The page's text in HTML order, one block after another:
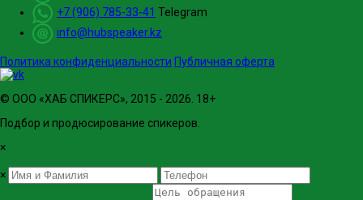
+7 (906) 785-33-41 Telegram
info@hubspeaker.kz
Политика конфиденциальности Публичная оферта
© ООО «ХАБ СПИКЕРС», 2015 - 2026. 18+
Подбор и продюсирование спикеров.
×
×